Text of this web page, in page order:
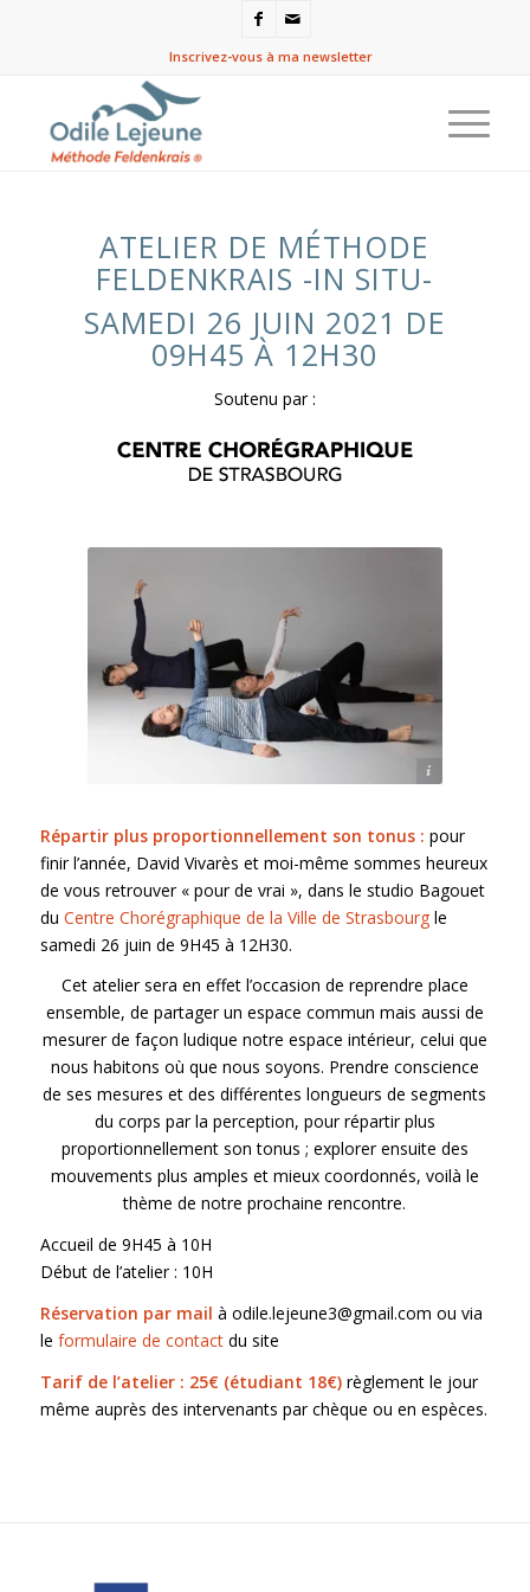
Inscrivez-vous à ma newsletter
ATELIER DE MÉTHODE
FELDENKRAIS -IN SITU-
SAMEDI 26 JUIN 2021 DE
09H45 À 12H30
Soutenu par :
Répartir plus proportionnellement son tonus : pour
finir l’année, David Vivarès et moi-même sommes heureux
de vous retrouver « pour de vrai », dans le studio Bagouet
du Centre Chorégraphique de la Ville de Strasbourgle
samedi 26 juin de 9H45 à 12H30.
Cet atelier sera en effet l’occasion de reprendre place
ensemble, de partager un espace commun mais aussi de
mesurer de façon ludique notre espace intérieur, celui que
nous habitons où que nous soyons. Prendre conscience
de ses mesures et des différentes longueurs de segments
du corps par la perception, pour répartir plus
proportionnellement son tonus ; explorer ensuite des
mouvements plus amples et mieux coordonnés, voilà le
thème de notre prochaine rencontre.
Accueil de 9H45 à 10H
Début de l’atelier : 10H
Réservation par mail à odile.lejeune3@gmail.com ou via
le formulaire de contactdu site
Tarif de l’atelier : 25€ (étudiant 18€)règlement le jour
même auprès des intervenants par chèque ou en espèces.